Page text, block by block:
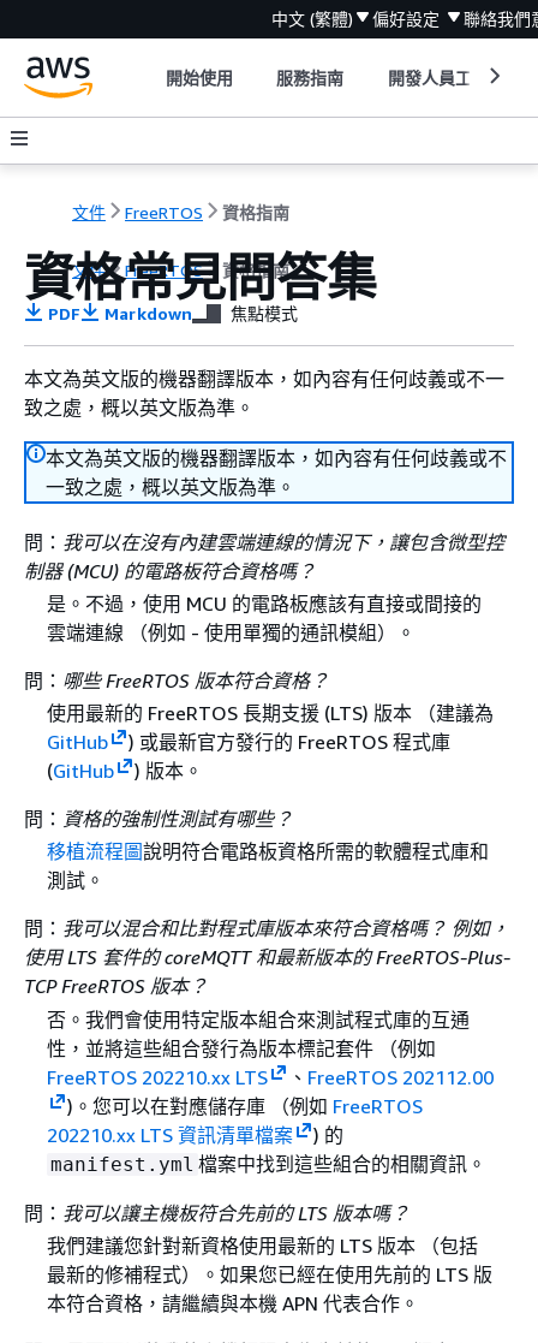
中文 (繁體) 偏好設定 聯絡我們
開始使用 服務指南 開發人員工具
文件 FreeRTOS 資格指南
文件 FreeRTOS 資格指南
資格常見問答集
PDF Markdown 焦點模式
本文為英文版的機器翻譯版本，如內容有任何歧義或不一
致之處，概以英文版為準。
本文為英文版的機器翻譯版本，如內容有任何歧義或不
一致之處，概以英文版為準。
問： 我可以在沒有內建雲端連線的情況下，讓包含微型控
制器 (MCU) 的電路板符合資格嗎？
是。不過，使用 MCU 的電路板應該有直接或間接的
雲端連線 （例如 - 使用單獨的通訊模組）。
問： 哪些 FreeRTOS 版本符合資格？
使用最新的 FreeRTOS 長期支援 (LTS) 版本 （建議為
GitHub
) 或最新官方發行的 FreeRTOS 程式庫
(GitHub
) 版本。
問： 資格的強制性測試有哪些？
移植流程圖說明符合電路板資格所需的軟體程式庫和
測試。
問： 我可以混合和比對程式庫版本來符合資格嗎？ 例如，
使用 LTS 套件的 coreMQTT 和最新版本的 FreeRTOS-Plus-
TCP FreeRTOS 版本？
否。我們會使用特定版本組合來測試程式庫的互通
性，並將這些組合發行為版本標記套件 （例如
FreeRTOS 202210.xx LTS
、 FreeRTOS 202112.00
)。您可以在對應儲存庫 （例如 FreeRTOS
202210.xx LTS 資訊清單檔案
) 的
manifest.yml 檔案中找到這些組合的相關資訊。
問： 我可以讓主機板符合先前的 LTS 版本嗎？
我們建議您針對新資格使用最新的 LTS 版本 （包括
最新的修補程式）。如果您已經在使用先前的 LTS 版
本符合資格，請繼續與本機 APN 代表合作。